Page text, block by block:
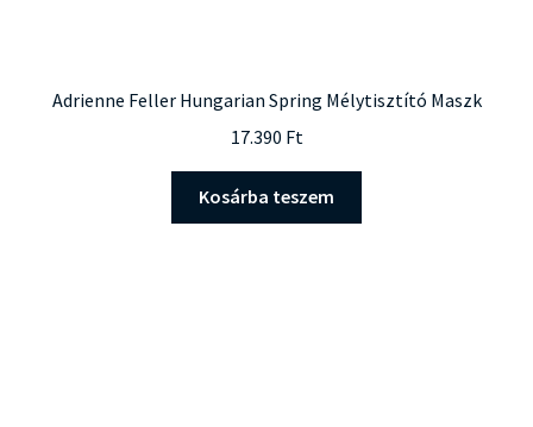
Adrienne Feller Hungarian Spring Mélytisztító Maszk
17.390 Ft
Kosárba teszem